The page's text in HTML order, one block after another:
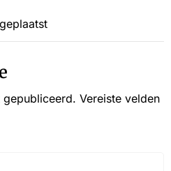
Vereiste velden